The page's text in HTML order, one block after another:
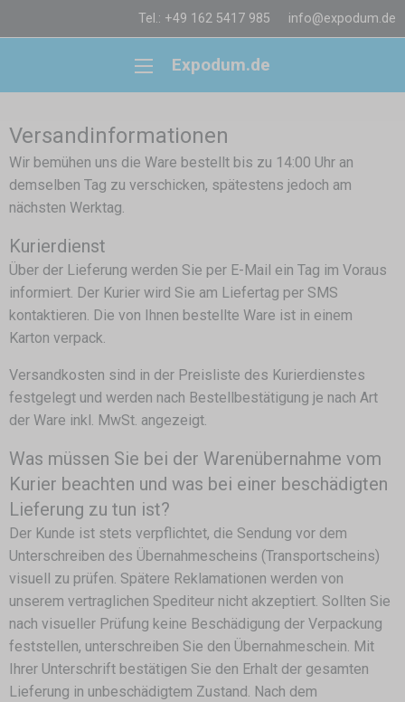
Tel.: +49 162 5417 985 info@expodum.de
Expodum.de
Versandinformationen
Wir bemühen uns die Ware bestellt bis zu 14:00 Uhr an
demselben Tag zu verschicken, spätestens jedoch am
nächsten Werktag.
Kurierdienst
Über der Lieferung werden Sie per E-Mail ein Tag im Voraus
informiert. Der Kurier wird Sie am Liefertag per SMS
kontaktieren. Die von Ihnen bestellte Ware ist in einem
Karton verpack.
Versandkosten sind in der Preisliste des Kurierdienstes
festgelegt und werden nach Bestellbestätigung je nach Art
der Ware inkl. MwSt. angezeigt.
Was müssen Sie bei der Warenübernahme vom
Kurier beachten und was bei einer beschädigten
Lieferung zu tun ist?
Der Kunde ist stets verpflichtet, die Sendung vor dem
Unterschreiben des Übernahmescheins (Transportscheins)
visuell zu prüfen. Spätere Reklamationen werden von
unserem vertraglichen Spediteur nicht akzeptiert. Sollten Sie
nach visueller Prüfung keine Beschädigung der Verpackung
feststellen, unterschreiben Sie den Übernahmeschein. Mit
Ihrer Unterschrift bestätigen Sie den Erhalt der gesamten
Lieferung in unbeschädigtem Zustand. Nach dem